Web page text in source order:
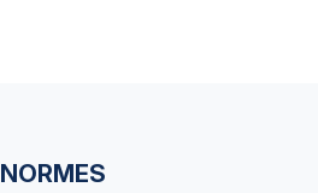
NORMES